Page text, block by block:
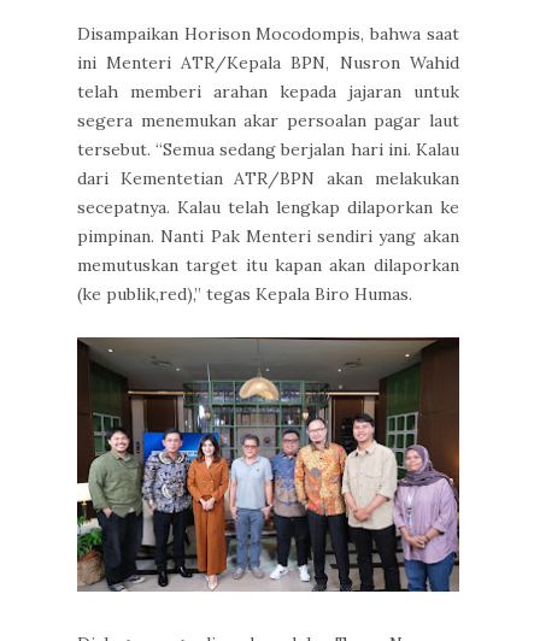
Disampaikan Horison Mocodompis, bahwa saat
ini Menteri ATR/Kepala BPN, Nusron Wahid
telah memberi arahan kepada jajaran untuk
segera menemukan akar persoalan pagar laut
tersebut. “Semua sedang berjalan hari ini. Kalau
dari Kementetian ATR/BPN akan melakukan
secepatnya. Kalau telah lengkap dilaporkan ke
pimpinan. Nanti Pak Menteri sendiri yang akan
memutuskan target itu kapan akan dilaporkan
(ke publik,red),” tegas Kepala Biro Humas.